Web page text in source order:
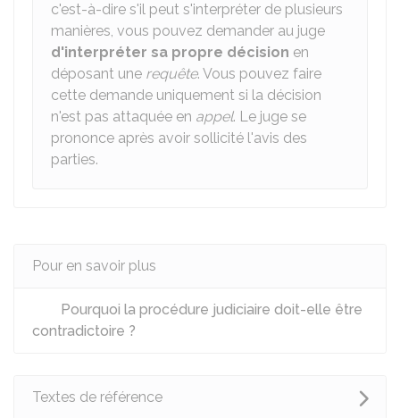
c'est-à-dire s'il peut s'interpréter de plusieurs
manières, vous pouvez demander au juge
d'interpréter sa propre décision en
déposant une requête. Vous pouvez faire
cette demande uniquement si la décision
n'est pas attaquée en appel. Le juge se
prononce après avoir sollicité l'avis des
parties.
Pour en savoir plus
Pourquoi la procédure judiciaire doit-elle être
contradictoire ?
Textes de référence